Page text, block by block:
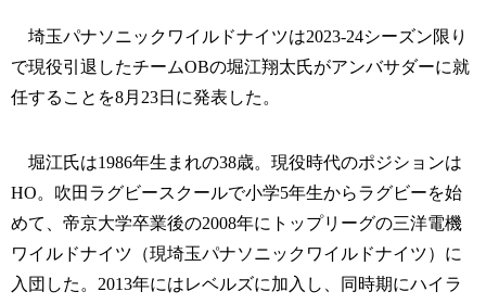
埼玉パナソニックワイルドナイツは2023-24シーズン限り
で現役引退したチームOBの堀江翔太氏がアンバサダーに就
任することを8月23日に発表した。
堀江氏は1986年生まれの38歳。現役時代のポジションは
HO。吹田ラグビースクールで小学5年生からラグビーを始
めて、帝京大学卒業後の2008年にトップリーグの三洋電機
ワイルドナイツ（現埼玉パナソニックワイルドナイツ）に
入団した。2013年にはレベルズに加入し、同時期にハイラ